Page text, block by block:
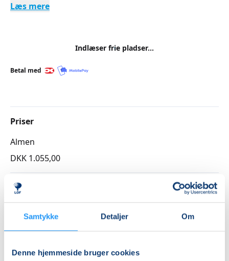
Samtykke Detaljer Om
Denne hjemmeside bruger cookies
Læs mere
Indlæser frie pladser...
Betal med
Priser
Almen
DKK 1.055,00
Info
Nummer
26204
tirsdag 18.08.2026, kl. 17.30 - 18.15